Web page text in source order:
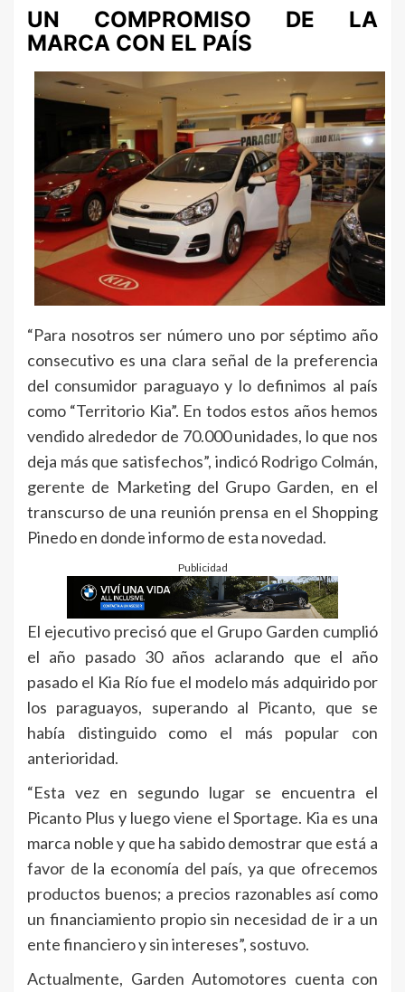
UN COMPROMISO DE LA
MARCA CON EL PAÍS
“Para nosotros ser número uno por séptimo año
consecutivo es una clara señal de la preferencia
del consumidor paraguayo y lo definimos al país
como “Territorio Kia”. En todos estos años hemos
vendido alrededor de 70.000 unidades, lo que nos
deja más que satisfechos”, indicó Rodrigo Colmán,
gerente de Marketing del Grupo Garden, en el
transcurso de una reunión prensa en el Shopping
Pinedo en donde informo de esta novedad.
Publicidad
El ejecutivo precisó que el Grupo Garden cumplió
el año pasado 30 años aclarando que el año
pasado el Kia Río fue el modelo más adquirido por
los paraguayos, superando al Picanto, que se
había distinguido como el más popular con
anterioridad.
“Esta vez en segundo lugar se encuentra el
Picanto Plus y luego viene el Sportage. Kia es una
marca noble y que ha sabido demostrar que está a
favor de la economía del país, ya que ofrecemos
productos buenos; a precios razonables así como
un financiamiento propio sin necesidad de ir a un
ente financiero y sin intereses”, sostuvo.
Actualmente, Garden Automotores cuenta con